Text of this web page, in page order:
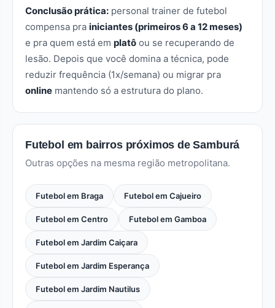
Conclusão prática: personal trainer de futebol
compensa pra iniciantes (primeiros 6 a 12 meses)
e pra quem está em platô ou se recuperando de
lesão. Depois que você domina a técnica, pode
reduzir frequência (1x/semana) ou migrar pra
online mantendo só a estrutura do plano.
Futebol em bairros próximos de Samburá
Outras opções na mesma região metropolitana.
Futebol em Braga Futebol em Cajueiro
Futebol em Centro Futebol em Gamboa
Futebol em Jardim Caiçara
Futebol em Jardim Esperança
Futebol em Jardim Nautilus